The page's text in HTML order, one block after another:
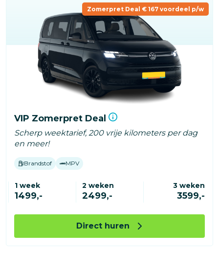
Zomerpret Deal € 167 voordeel p/w
VIP Zomerpret Deal
Scherp weektarief, 200 vrije kilometers per dag
en meer!
Brandstof MPV
1 week
1499,-
2 weken
2499,-
3 weken
3599,-
Direct huren